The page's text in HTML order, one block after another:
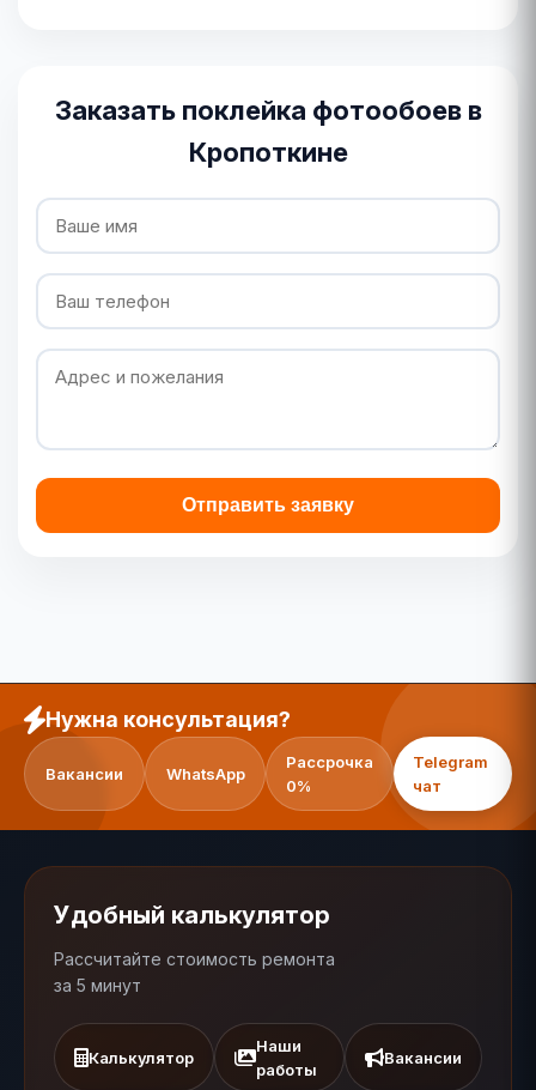
Заказать поклейка фотообоев в
Кропоткине
Отправить заявку
Нужна консультация?
Вакансии WhatsApp
Рассрочка
0%
Telegram
чат
Удобный калькулятор
Рассчитайте стоимость ремонта
за 5 минут
Калькулятор
Наши
работы
Вакансии